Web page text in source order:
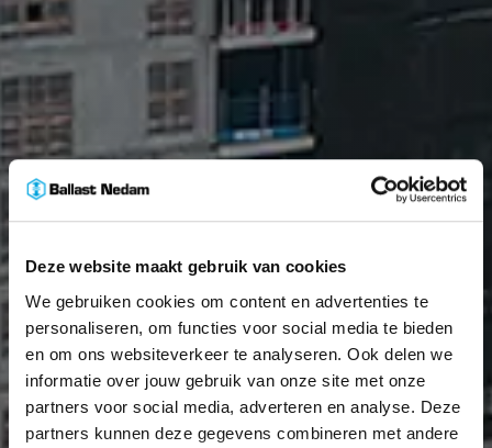
Deze website maakt gebruik van cookies
We gebruiken cookies om content en advertenties te
personaliseren, om functies voor social media te bieden
en om ons websiteverkeer te analyseren. Ook delen we
informatie over jouw gebruik van onze site met onze
partners voor social media, adverteren en analyse. Deze
partners kunnen deze gegevens combineren met andere